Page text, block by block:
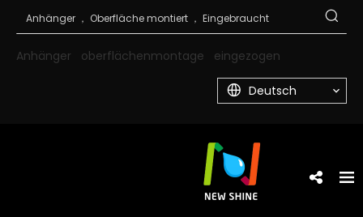
Anhänger oberflächenmontage eingezogen
Deutsch